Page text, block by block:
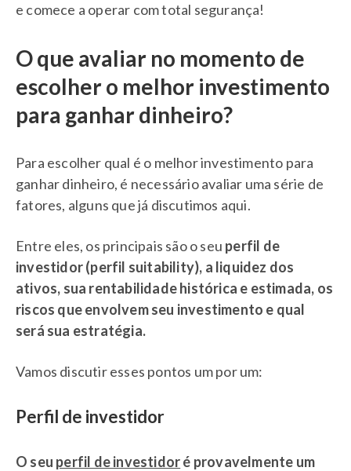
e comece a operar com total segurança!
O que avaliar no momento de
escolher o melhor investimento
para ganhar dinheiro?
Para escolher qual é o melhor investimento para
ganhar dinheiro, é necessário avaliar uma série de
fatores, alguns que já discutimos aqui.
Entre eles, os principais são o seu perfil de
investidor (perfil suitability), a liquidez dos
ativos, sua rentabilidade histórica e estimada, os
riscos que envolvem seu investimento e qual
será sua estratégia.
Vamos discutir esses pontos um por um:
Perfil de investidor
O seu perfil de investidoré provavelmente um